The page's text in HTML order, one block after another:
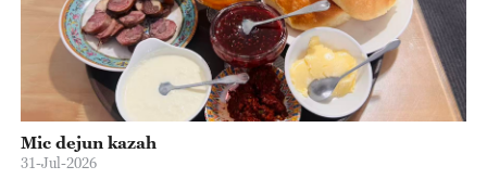
Mic dejun kazah
31-Jul-2026